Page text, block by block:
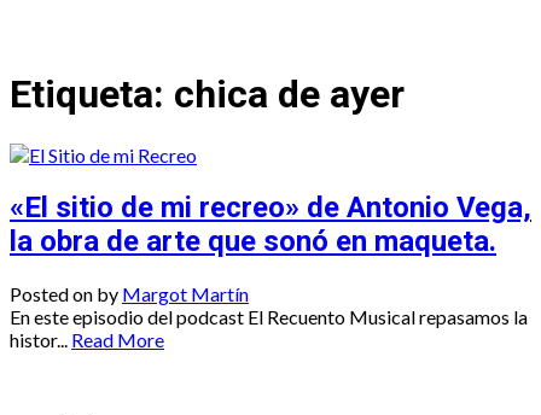
Etiqueta: chica de ayer
«El sitio de mi recreo» de Antonio Vega,
la obra de arte que sonó en maqueta.
Posted on by Margot Martín
En este episodio del podcast El Recuento Musical repasamos la
histor...
Read More